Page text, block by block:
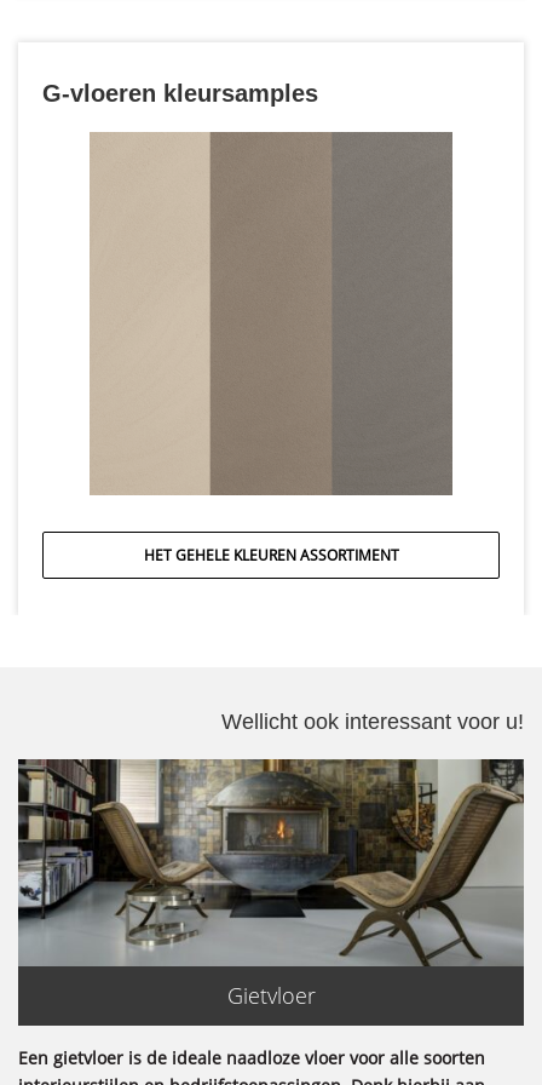
G-vloeren kleursamples
HET GEHELE KLEUREN ASSORTIMENT
Wellicht ook interessant voor u!
Gietvloer
Een gietvloer is de ideale naadloze vloer voor alle soorten